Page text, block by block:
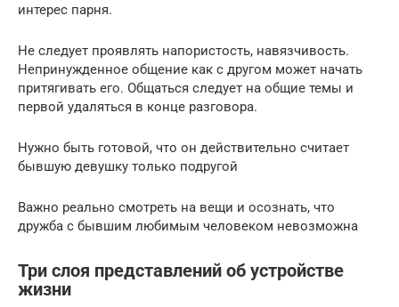
интерес парня.
Не следует проявлять напористость, навязчивость.
Непринужденное общение как с другом может начать
притягивать его. Общаться следует на общие темы и
первой удаляться в конце разговора.
Нужно быть готовой, что он действительно считает
бывшую девушку только подругой
Важно реально смотреть на вещи и осознать, что
дружба с бывшим любимым человеком невозможна
Три слоя представлений об устройстве
жизни